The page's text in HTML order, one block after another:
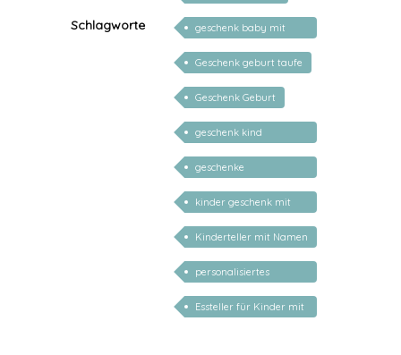
Schlagworte
geschenk baby mit
namen
Geschenk geburt taufe
Geschenk Geburt
geschenk kind
personalisiert
geschenke
personalisiert kinder
kinder geschenk mit
namen
Kinderteller mit Namen
personalisiert
personalisiertes
Geschenk Baby
Essteller für Kinder mit